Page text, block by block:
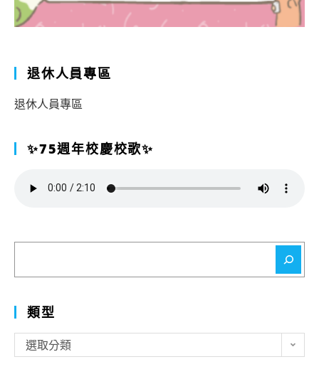
退休人員專區
退休人員專區
✨75週年校慶校歌✨
類型
型
選取分類